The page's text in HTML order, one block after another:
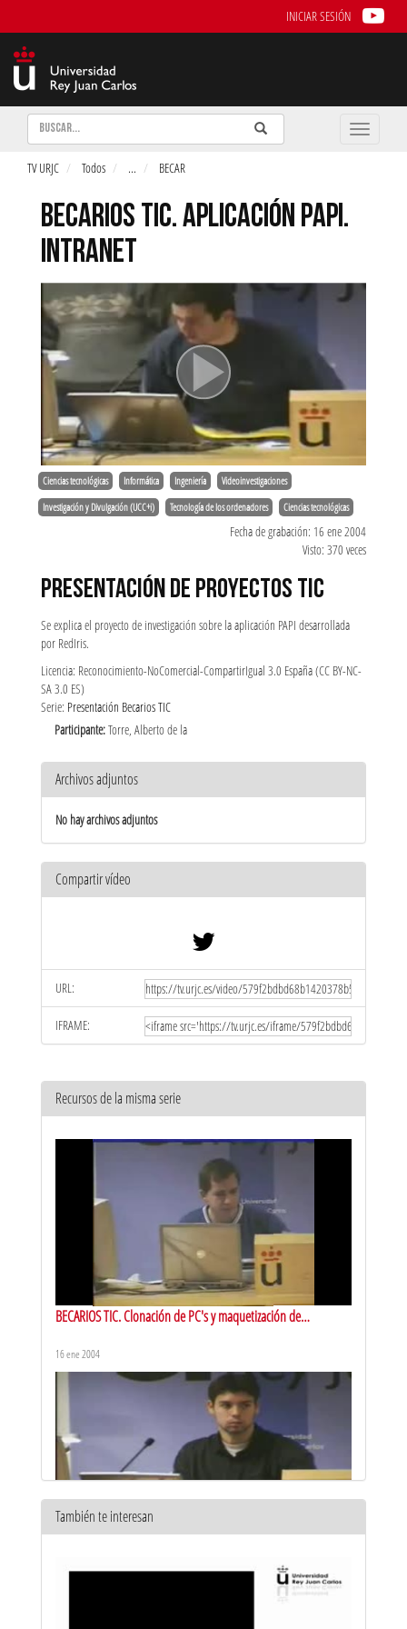
INICIAR SESIÓN
Buscar Enviar
Buscar
Toggle
TV URJC Todos ... BECAR
BECARIOS TIC. APLICACIÓN PAPI.
INTRANET
Ciencias tecnológicas Informática Ingeniería Videoinvestigaciones
Investigación y Divulgación (UCC+i) Tecnología de los ordenadores Ciencias tecnológicas
Fecha de grabación: 16 ene 2004
Visto: 370 veces
PRESENTACIÓN DE PROYECTOS TIC
Se explica el proyecto de investigación sobre la aplicación PAPI desarrollada
por RedIris.
Licencia: Reconocimiento-NoComercial-CompartirIgual 3.0 España (CC BY-NC-
SA 3.0 ES)
Serie: Presentación Becarios TIC
Participante:Torre, Alberto de la
Archivos adjuntos
No hay archivos adjuntos
Compartir vídeo
URL:
IFRAME:
Recursos de la misma serie
BECARIOS TIC. Clonación de PC's y maquetización de
16 ene 2004
También te interesan